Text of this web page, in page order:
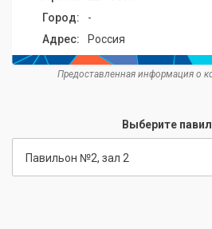
Город:
-
Адрес:
Россия
Предоставленная информация о
Выберите
Павильон №2, зал 2